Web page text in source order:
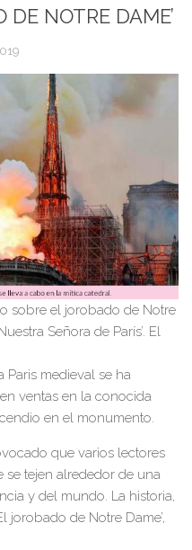
DE NOTRE DAME’
sobre el jorobado de Notre
Señora de París’. El
Paris medieval se ha
ventas en la conocida
en el monumento.
que varios lectores
se tejen alrededor de una
y del mundo. La historia,
de Notre Dame’,